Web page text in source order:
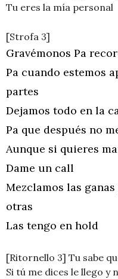
Tu eres la mía personal
[Strofa 3]
Gravémonos Pa
Pa cuando estemos
partes
Dejamos todo en la
Pa que después no
Aunque si quieres
Dame un call
Mezclamos las
otras
Las tengo en hold
[Ritornello 3] Tu sabe
Si tú me dices le llego y